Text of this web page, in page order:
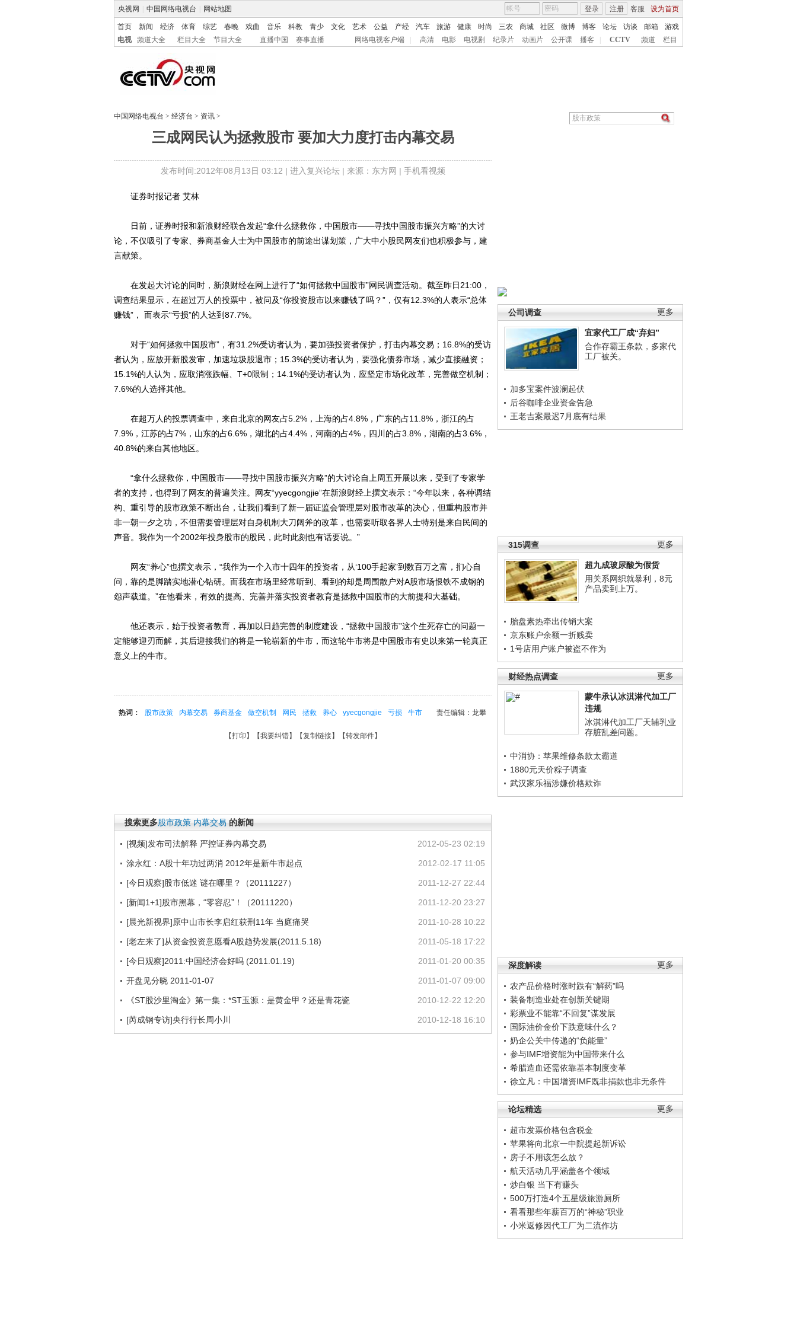
央视网 中国网络电视台 网站地图 客服 设为首页
登录 注册
首页 新闻 经济 体育 综艺 春晚 戏曲 音乐 科教 青少 文化 艺术 公益 产经 汽车 旅游 健康 时尚 三农 商城 社区 微博 博客 论坛 访谈 邮箱
游戏
电视
频道大全 栏目大全 节目大全 直播中国 赛事直播 网络电视客户端 高清 电影 电视剧 纪录片 动画片 公开课 播客 CCTV 频道 栏目
中国网络电视台 > 经济台 > 资讯 >
三成网民认为拯救股市 要加大力度打击内幕交易
发布时间:2012年08月13日 03:12 | 进入复兴论坛| 来源：东方网 | 手机看视频
更多
公司调查
宜家代工厂成“弃妇”
合作存霸王条款，多家代
工厂被关。
加多宝案件波澜起伏
后谷咖啡企业资金告急
王老吉案最迟7月底有结果
更多
315调查
超九成玻尿酸为假货
用关系网织就暴利，8元
产品卖到上万。
胎盘素热牵出传销大案
京东账户余额一折贱卖
1号店用户账户被盗不作为
更多
财经热点调查
蒙牛承认冰淇淋代加工厂
违规
冰淇淋代加工厂天辅乳业
存脏乱差问题。
中消协：苹果维修条款太霸道
1880元天价粽子调查
武汉家乐福涉嫌价格欺诈
更多
深度解读
农产品价格时涨时跌有“解药”吗
装备制造业处在创新关键期
彩票业不能靠“不回复”谋发展
国际油价金价下跌意味什么？
奶企公关中传递的“负能量”
参与IMF增资能为中国带来什么
希腊造血还需依靠基本制度变革
徐立凡：中国增资IMF既非捐款也非无条件
更多
论坛精选
超市发票价格包含税金
苹果将向北京一中院提起新诉讼
房子不用该怎么放？
航天活动几乎涵盖各个领域
炒白银 当下有赚头
500万打造4个五星级旅游厕所
看看那些年薪百万的“神秘”职业
小米返修因代工厂为二流作坊
证券时报记者 艾林
日前，证券时报和新浪财经联合发起“拿什么拯救你，中国股市——寻找中国股市振兴方略”的大讨
论，不仅吸引了专家、券商基金人士为中国股市的前途出谋划策，广大中小股民网友们也积极参与，建
言献策。
在发起大讨论的同时，新浪财经在网上进行了“如何拯救中国股市”网民调查活动。截至昨日21:00，
调查结果显示，在超过万人的投票中，被问及“你投资股市以来赚钱了吗？”，仅有12.3%的人表示“总体
赚钱”， 而表示“亏损”的人达到87.7%。
对于“如何拯救中国股市”，有31.2%受访者认为，要加强投资者保护，打击内幕交易；16.8%的受访
者认为，应放开新股发审，加速垃圾股退市；15.3%的受访者认为，要强化债券市场，减少直接融资；
15.1%的人认为，应取消涨跌幅、T+0限制；14.1%的受访者认为，应坚定市场化改革，完善做空机制；
7.6%的人选择其他。
在超万人的投票调查中，来自北京的网友占5.2%，上海的占4.8%，广东的占11.8%，浙江的占
7.9%，江苏的占7%，山东的占6.6%，湖北的占4.4%，河南的占4%，四川的占3.8%，湖南的占3.6%，
40.8%的来自其他地区。
“拿什么拯救你，中国股市——寻找中国股市振兴方略”的大讨论自上周五开展以来，受到了专家学
者的支持，也得到了网友的普遍关注。网友“yyecgongjie”在新浪财经上撰文表示：“今年以来，各种调结
构、重引导的股市政策不断出台，让我们看到了新一届证监会管理层对股市改革的决心，但重构股市并
非一朝一夕之功，不但需要管理层对自身机制大刀阔斧的改革，也需要听取各界人士特别是来自民间的
声音。我作为一个2002年投身股市的股民，此时此刻也有话要说。”
网友“养心”也撰文表示，“我作为一个入市十四年的投资者，从‘100手起家’到数百万之富，扪心自
问，靠的是脚踏实地潜心钻研。而我在市场里经常听到、看到的却是周围散户对A股市场恨铁不成钢的
怨声载道。”在他看来，有效的提高、完善并落实投资者教育是拯救中国股市的大前提和大基础。
他还表示，始于投资者教育，再加以日趋完善的制度建设，“拯救中国股市”这个生死存亡的问题一
定能够迎刃而解，其后迎接我们的将是一轮崭新的牛市，而这轮牛市将是中国股市有史以来第一轮真正
意义上的牛市。
责任编辑：龙攀
热词： 股市政策 内幕交易 券商基金 做空机制 网民 拯救 养心 yyecgongjie 亏损 牛市
【打印 】【我要纠错】【复制链接】【转发邮件】
搜索更多股市政策 内幕交易 的新闻
2012-05-23 02:19
[视频]发布司法解释 严控证券内幕交易
2012-02-17 11:05
涂永红：A股十年功过两消 2012年是新牛市起点
2011-12-27 22:44
[今日观察]股市低迷 谜在哪里？（20111227）
2011-12-20 23:27
[新闻1+1]股市黑幕，“零容忍”！（20111220）
2011-10-28 10:22
[晨光新视界]原中山市长李启红获刑11年 当庭痛哭
2011-05-18 17:22
[老左来了]从资金投资意愿看A股趋势发展(2011.5.18)
2011-01-20 00:35
[今日观察]2011:中国经济会好吗 (2011.01.19)
2011-01-07 09:00
开盘见分晓 2011-01-07
2010-12-22 12:20
《ST股沙里淘金》第一集：*ST玉源：是黄金甲？还是青花瓷
2010-12-18 16:10
[芮成钢专访]央行行长周小川